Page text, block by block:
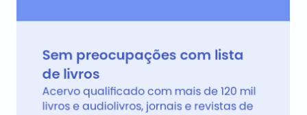
Sem preocupações com lista
de livros
Acervo qualificado com mais de 120 mil
livros e audiolivros, jornais e revistas de